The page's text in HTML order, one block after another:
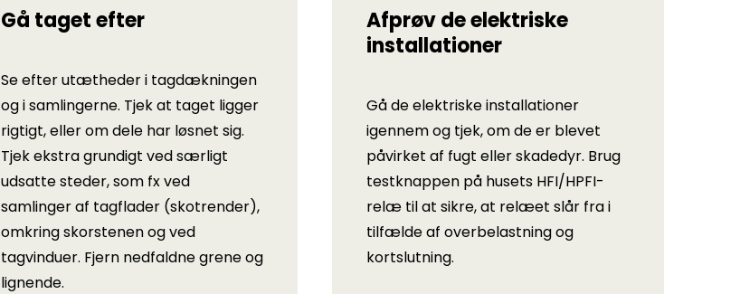
Gå taget efter
Se efter utætheder i tagdækningen
og i samlingerne. Tjek at taget ligger
rigtigt, eller om dele har løsnet sig.
Tjek ekstra grundigt ved særligt
udsatte steder, som fx ved
samlinger af tagflader (skotrender),
omkring skorstenen og ved
tagvinduer. Fjern nedfaldne grene og
lignende.
Afprøv de elektriske
installationer
Gå de elektriske installationer
igennem og tjek, om de er blevet
påvirket af fugt eller skadedyr. Brug
testknappen på husets HFI/HPFI-
relæ til at sikre, at relæet slår fra i
tilfælde af overbelastning og
kortslutning.